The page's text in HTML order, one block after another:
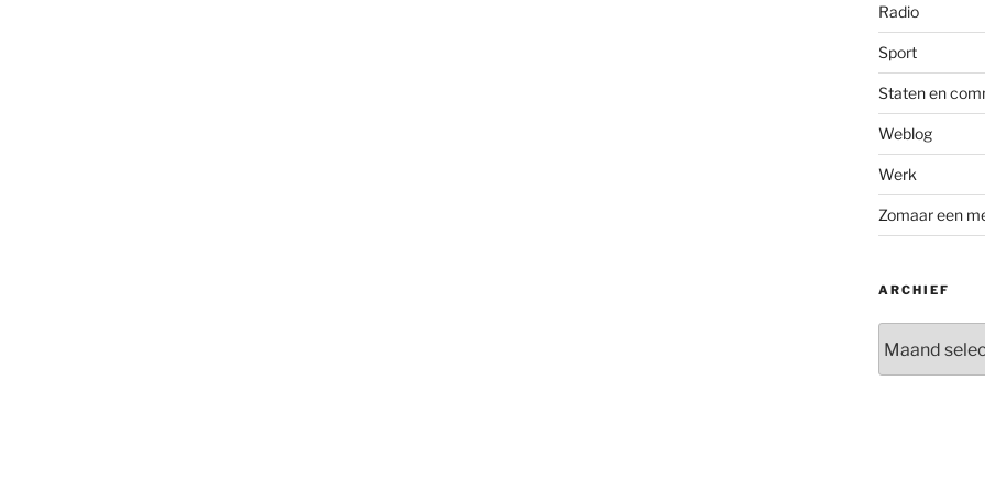
Radio
Sport
Staten en
Weblog
Werk
Zomaar een
ARCHIEF